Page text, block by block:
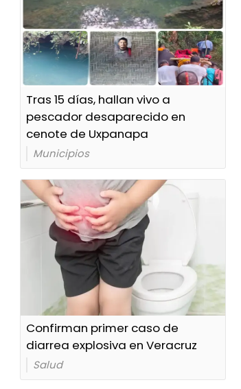
Tras 15 días, hallan vivo a
pescador desaparecido en
cenote de Uxpanapa
Municipios
Confirman primer caso de
diarrea explosiva en Veracruz
Salud